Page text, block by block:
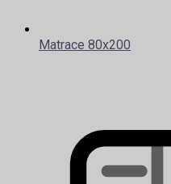
Matrace 80x200